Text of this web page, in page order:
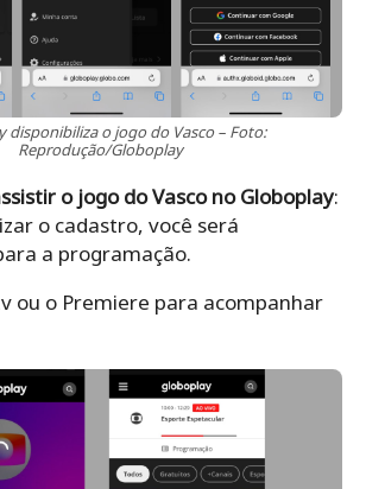
disponibiliza o jogo do Vasco – Foto:
Reprodução/Globoplay
o jogo do Vasco no Globoplay:
o cadastro, você será
a programação.
ou o Premiere para acompanhar